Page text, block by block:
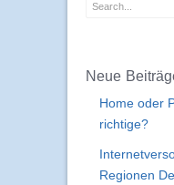
Neue
Home oder
richtige?
Regionen